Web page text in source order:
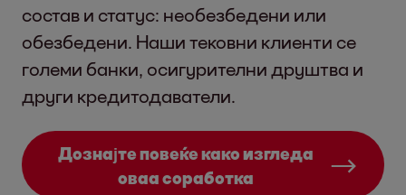
состав и статус: необезбедени или
обезбедени. Наши тековни клиенти се
големи банки, осигурителни друштва и
други кредитодаватели.
Дознајте повеќе како изгледа
оваа соработка